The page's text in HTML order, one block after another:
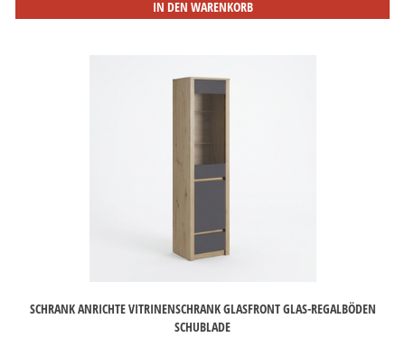
IN DEN WARENKORB
SCHRANK ANRICHTE VITRINENSCHRANK GLASFRONT GLAS-REGALBÖDEN
SCHUBLADE